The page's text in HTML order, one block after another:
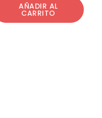
AÑADIR AL
CARRITO